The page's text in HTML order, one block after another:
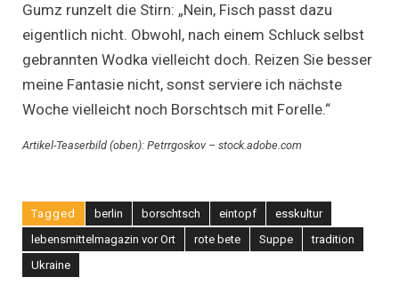
Gumz runzelt die Stirn: „Nein, Fisch passt dazu
eigentlich nicht. Obwohl, nach einem Schluck selbst
gebrannten Wodka vielleicht doch. Reizen Sie besser
meine Fantasie nicht, sonst serviere ich nächste
Woche vielleicht noch Borschtsch mit Forelle.“
Artikel-Teaserbild (oben): Petrrgoskov – stock.adobe.com
Tagged berlin borschtsch eintopf
esskultur
lebensmittelmagazin vor Ort
rote bete Suppe
tradition
Ukraine